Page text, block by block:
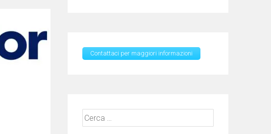
Contattaci per maggiori informazioni
Ricerca
per: